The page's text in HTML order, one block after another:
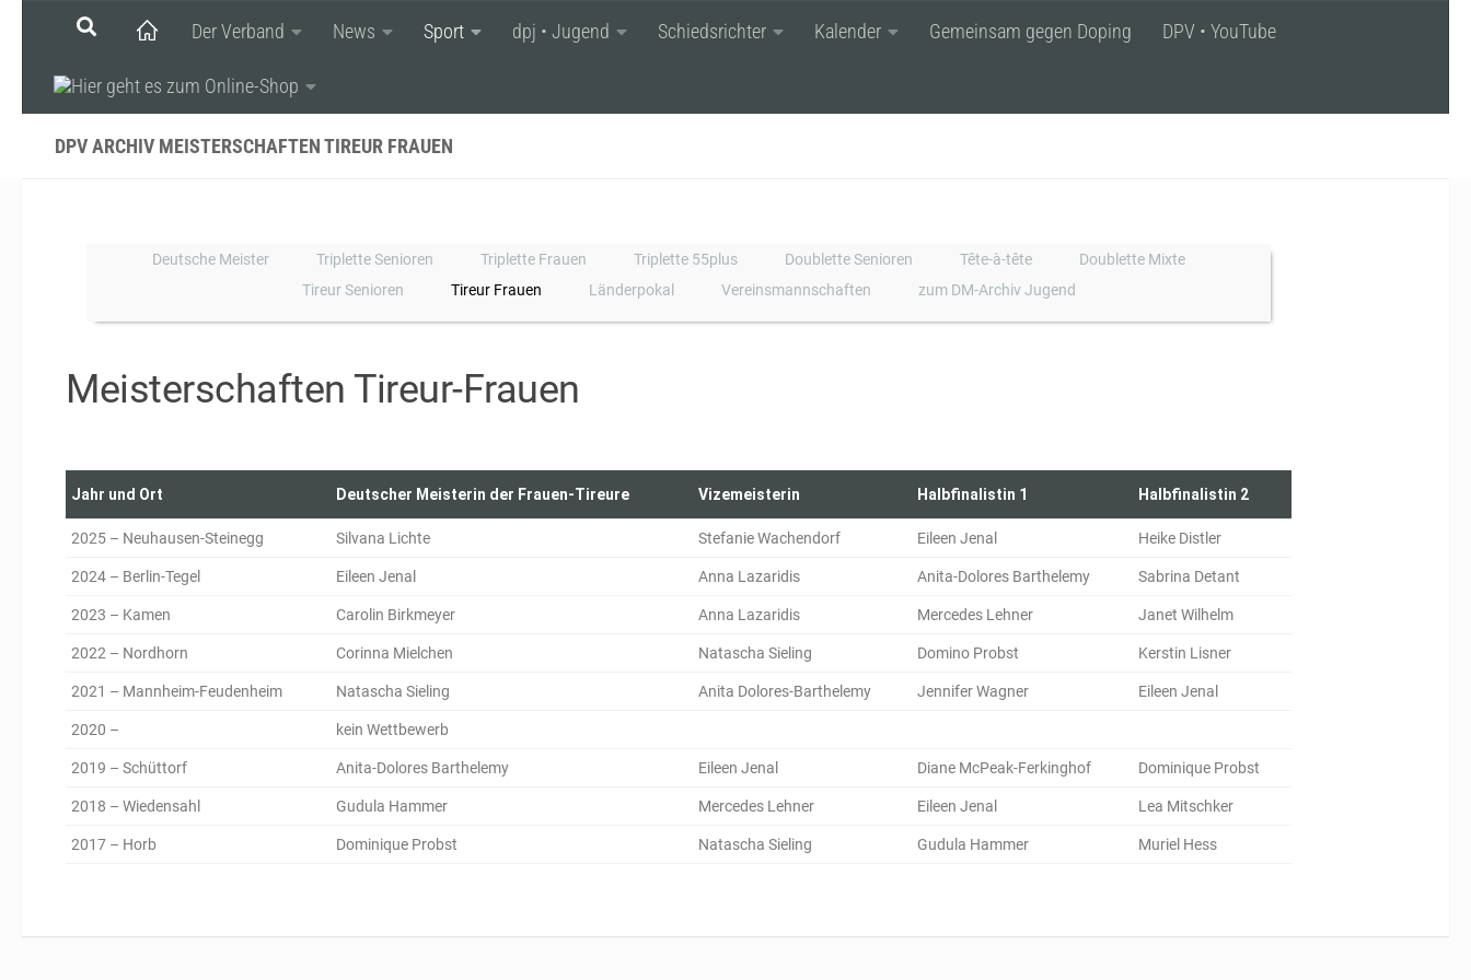
Unter dem Inhalt Der Verband News Sport dpj • Jugend Schiedsrichter Kalender Gemeinsam gegen Doping DPV • YouTube
DPV ARCHIV MEISTERSCHAFTEN TIREUR FRAUEN
Deutsche Meister Triplette Senioren Triplette Frauen Triplette 55plus Doublette Senioren Tête-à-tête
Doublette Mixte
Tireur Senioren
Tireur Frauen Länderpokal Vereinsmannschaften zum DM-Archiv Jugend
Meisterschaften Tireur-Frauen
Jahr und Ort Deutscher Meisterin der Frauen-Tireure Vizemeisterin Halbfinalistin 1 Halbfinalistin 2
2025 – Neuhausen-Steinegg Silvana Lichte Stefanie Wachendorf Eileen Jenal Heike Distler
2024 – Berlin-Tegel Eileen Jenal Anna Lazaridis Anita-Dolores Barthelemy Sabrina Detant
2023 – Kamen Carolin Birkmeyer Anna Lazaridis Mercedes Lehner Janet Wilhelm
2022 – Nordhorn Corinna Mielchen Natascha Sieling Domino Probst Kerstin Lisner
2021 – Mannheim-Feudenheim Natascha Sieling Anita Dolores-Barthelemy Jennifer Wagner Eileen Jenal
2020 – kein Wettbewerb
2019 – Schüttorf Anita-Dolores Barthelemy Eileen Jenal Diane McPeak-Ferkinghof Dominique Probst
2018 – Wiedensahl Gudula Hammer Mercedes Lehner Eileen Jenal Lea Mitschker
2017 – Horb Dominique Probst Natascha Sieling Gudula Hammer Muriel Hess